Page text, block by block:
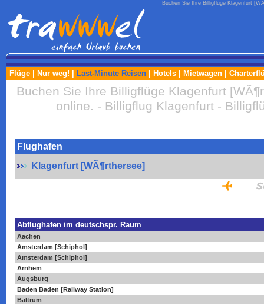
Buchen Sie Ihre Billigflüge Klagenfurt
Flüge Nur weg! Last-Minute Reisen Hotels Mietwagen
Buchen Sie Ihre Billigflüge Klagenfurt
online. - Billigflug Klagenfurt -
Flughafen
Klagenfurt [WÃ¶rthersee]
Abflughafen im deutschspr. Raum
Aachen
Amsterdam [Schiphol]
Amsterdam [Schiphol]
Arnhem
Augsburg
Baden Baden [Railway Station]
Baltrum